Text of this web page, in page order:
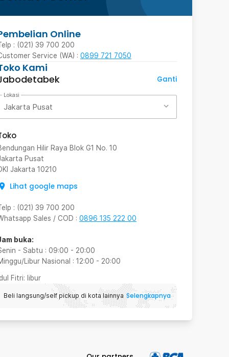
Online
: (021) 39 700 200
Service (WA) : 0899 721 7050
Kami
Ganti
Lokasi
Jakarta Pusat
Hilir Raya Blok G1 No. 10
Pusat
Jakarta 10210
Lihat google maps
: (021) 39 700 200
Sales / COD : 0896 135 222 00
buka:
- Sabtu : 09:00 - 20:00
Libur Nasional : 12:00 - 20:00
Fitri: libur
Beli langsung/self pickup di kota lainnya Selengkapnya